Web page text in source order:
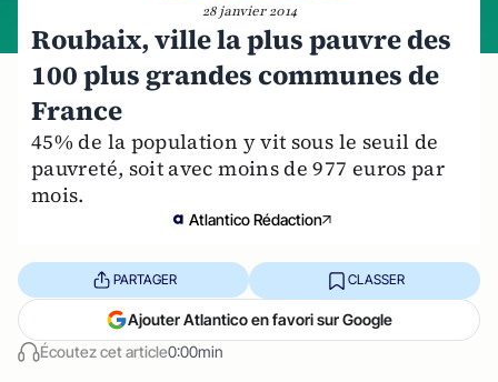
28 janvier 2014
Roubaix, ville la plus pauvre des
100 plus grandes communes de
France
45% de la population y vit sous le seuil de
pauvreté, soit avec moins de 977 euros par
mois.
Atlantico Rédaction
Écoutez cet article0:00min
PARTAGER CLASSER
Ajouter Atlantico en favori sur Google